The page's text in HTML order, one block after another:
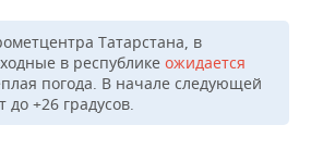
Татарстана, в
в республике ожидается
погода. В начале следующей
до +26 градусов.